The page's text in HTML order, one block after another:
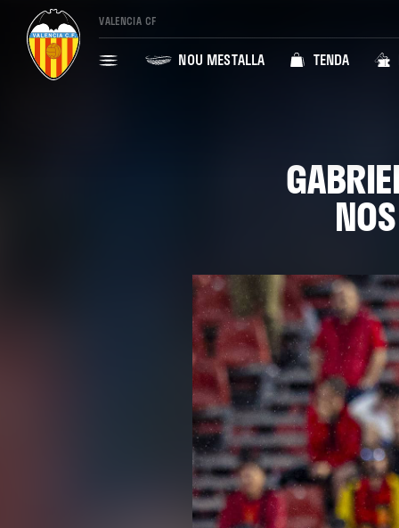
VALENCIA CF
NOU MESTALLA TENDA